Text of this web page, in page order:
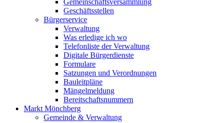
Gemeinschaftsversammlung
Geschäftsstellen
Bürgerservice
Verwaltung
Was erledige ich wo
Telefonliste der Verwaltung
Digitale Bürgerdienste
Formulare
Satzungen und Verordnungen
Bauleitpläne
Mängelmeldung
Bereitschaftsnummern
Markt Mönchberg
Gemeinde & Verwaltung